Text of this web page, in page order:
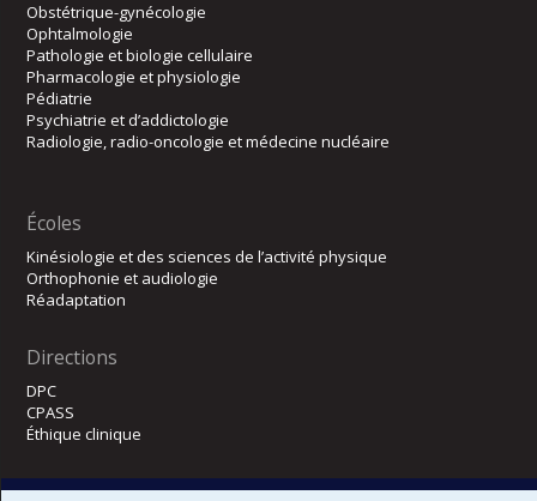
Obstétrique-gynécologie
Ophtalmologie
Pathologie et biologie cellulaire
Pharmacologie et physiologie
Pédiatrie
Psychiatrie et d’addictologie
Radiologie, radio-oncologie et médecine nucléaire
Écoles
Kinésiologie et des sciences de l’activité physique
Orthophonie et audiologie
Réadaptation
Directions
DPC
CPASS
Éthique clinique